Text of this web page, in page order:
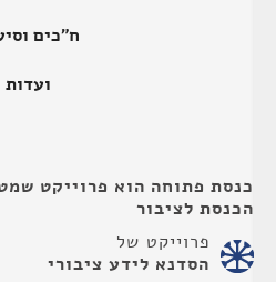
ח"כים
ועדות
כנסת פתוחה הוא פרוייקט
הכנסת לציבור
פרוייקט של
הסדנא לידע ציבורי